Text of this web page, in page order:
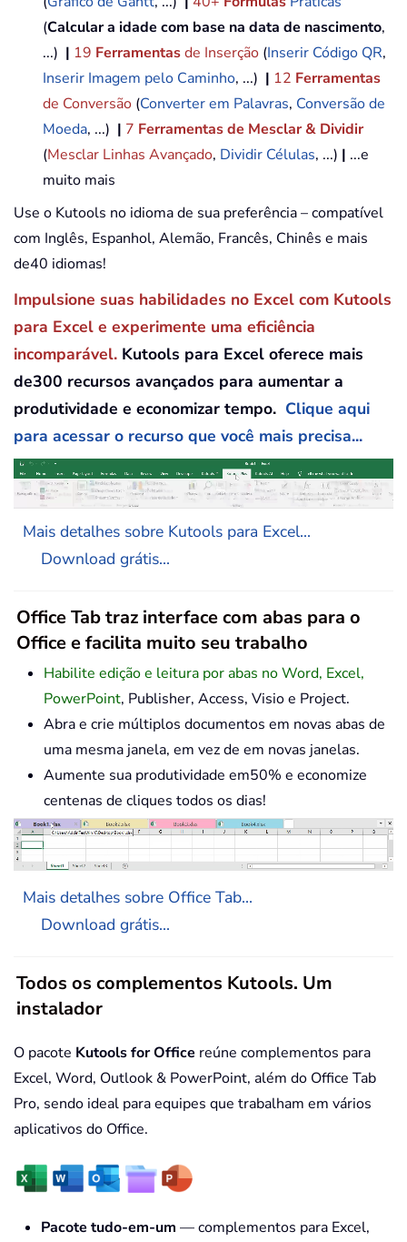
(Calcular a idade com base na data de nascimento,
...) | 19 Ferramentasde Inserção (Inserir Código QR,
Inserir Imagem pelo Caminho, ...) | 12 Ferramentas
de Conversão (Converter em Palavras, Conversão de
Moeda, ...) | 7 Ferramentas de Mesclar & Dividir
(Mesclar Linhas Avançado, Dividir Células, ...) | ...e
muito mais
Use o Kutools no idioma de sua preferência – compatível
com Inglês, Espanhol, Alemão, Francês, Chinês e mais
de40 idiomas!
Impulsione suas habilidades no Excel com Kutools
para Excel e experimente uma eficiência
incomparável. Kutools para Excel oferece mais
de300 recursos avançados para aumentar a
produtividade e economizar tempo. Clique aqui
para acessar o recurso que você mais precisa...
Mais detalhes sobre Kutools para Excel...
Download grátis...
Office Tab traz interface com abas para o
Office e facilita muito seu trabalho
Habilite edição e leitura por abas no Word, Excel,
PowerPoint, Publisher, Access, Visio e Project.
Abra e crie múltiplos documentos em novas abas de
uma mesma janela, em vez de em novas janelas.
Aumente sua produtividade em50% e economize
centenas de cliques todos os dias!
Mais detalhes sobre Office Tab...
Download grátis...
Todos os complementos Kutools. Um
instalador
O pacote Kutools for Office reúne complementos para
Excel, Word, Outlook & PowerPoint, além do Office Tab
Pro, sendo ideal para equipes que trabalham em vários
aplicativos do Office.
Pacote tudo-em-um — complementos para Excel,